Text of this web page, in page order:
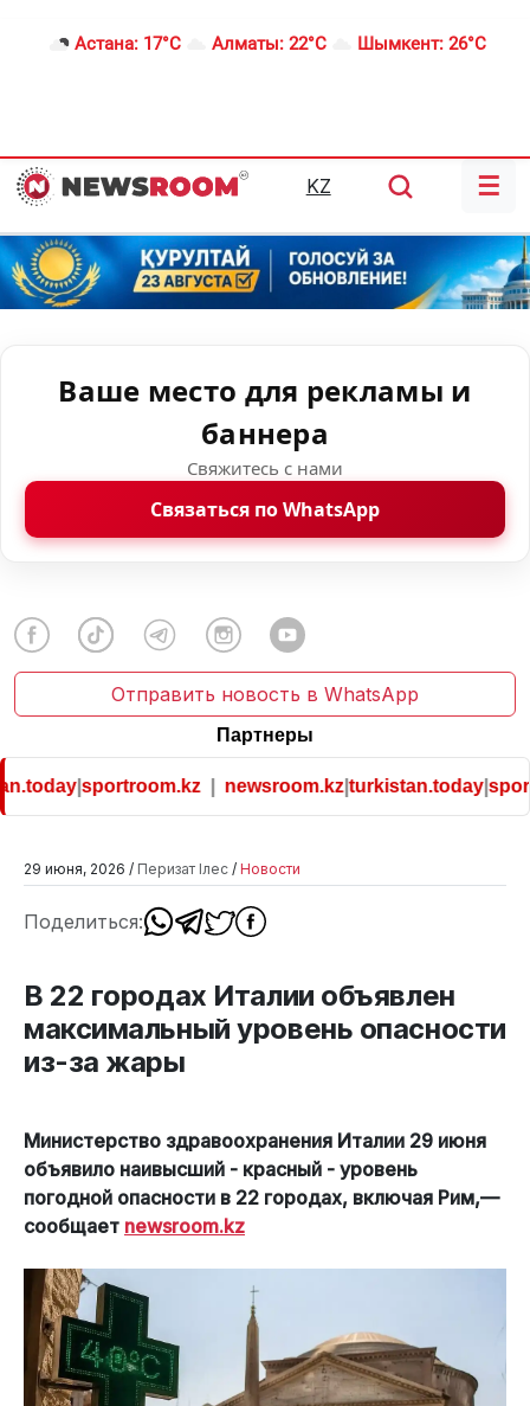
Астана: 17°C Алматы: 22°C Шымкент: 26°C
KZ ☰
Ваше место для рекламы и
баннера
Свяжитесь с нами
Связаться по WhatsApp
Отправить новость в WhatsApp
Партнеры
|sportroom.kz| newsroom.kz|turkistan.today|
29 июня, 2026 / Перизат Ілес / Новости
Поделиться:
В 22 городах Италии объявлен
максимальный уровень опасности
из-за жары
Министерство здравоохранения Италии 29 июня
объявило наивысший - красный - уровень
погодной опасности в 22 городах, включая Рим,—
сообщает newsroom.kz